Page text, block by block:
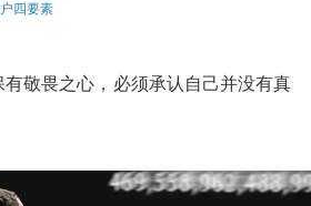
四要素
敬畏之心，必须承认自己并没有真